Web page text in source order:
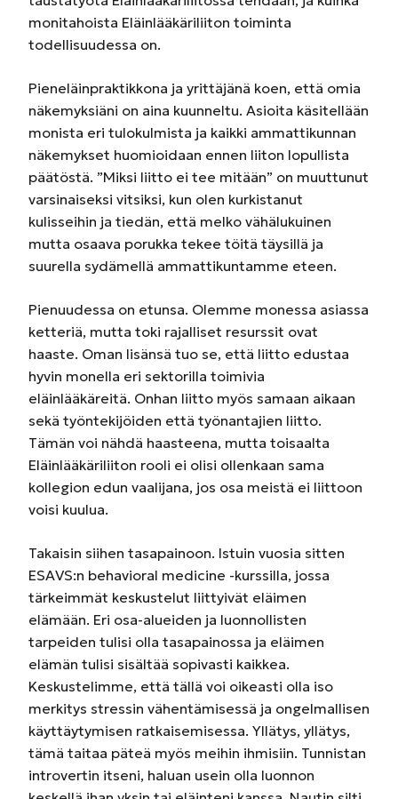
monitahoista Eläinlääkäriliiton toiminta
todellisuudessa on.
Pieneläinpraktikkona ja yrittäjänä koen, että omia
näkemyksiäni on aina kuunneltu. Asioita käsitellään
monista eri tulokulmista ja kaikki ammattikunnan
näkemykset huomioidaan ennen liiton lopullista
päätöstä. ”Miksi liitto ei tee mitään” on muuttunut
varsinaiseksi vitsiksi, kun olen kurkistanut
kulisseihin ja tiedän, että melko vähälukuinen
mutta osaava porukka tekee töitä täysillä ja
suurella sydämellä ammattikuntamme eteen.
Pienuudessa on etunsa. Olemme monessa asiassa
ketteriä, mutta toki rajalliset resurssit ovat
haaste. Oman lisänsä tuo se, että liitto edustaa
hyvin monella eri sektorilla toimivia
eläinlääkäreitä. Onhan liitto myös samaan aikaan
sekä työntekijöiden että työnantajien liitto.
Tämän voi nähdä haasteena, mutta toisaalta
Eläinlääkäriliiton rooli ei olisi ollenkaan sama
kollegion edun vaalijana, jos osa meistä ei liittoon
voisi kuulua.
Takaisin siihen tasapainoon. Istuin vuosia sitten
ESAVS:n behavioral medicine -kurssilla, jossa
tärkeimmät keskustelut liittyivät eläimen
elämään. Eri osa-alueiden ja luonnollisten
tarpeiden tulisi olla tasapainossa ja eläimen
elämän tulisi sisältää sopivasti kaikkea.
Keskustelimme, että tällä voi oikeasti olla iso
merkitys stressin vähentämisessä ja ongelmallisen
käyttäytymisen ratkaisemisessa. Yllätys, yllätys,
tämä taitaa päteä myös meihin ihmisiin. Tunnistan
introvertin itseni, haluan usein olla luonnon